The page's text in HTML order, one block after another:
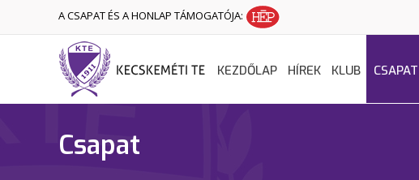
A CSAPAT ÉS A HONLAP TÁMOGATÓJA:
KEZDŐLAP HÍREK KLUB CSAPAT
Csapat